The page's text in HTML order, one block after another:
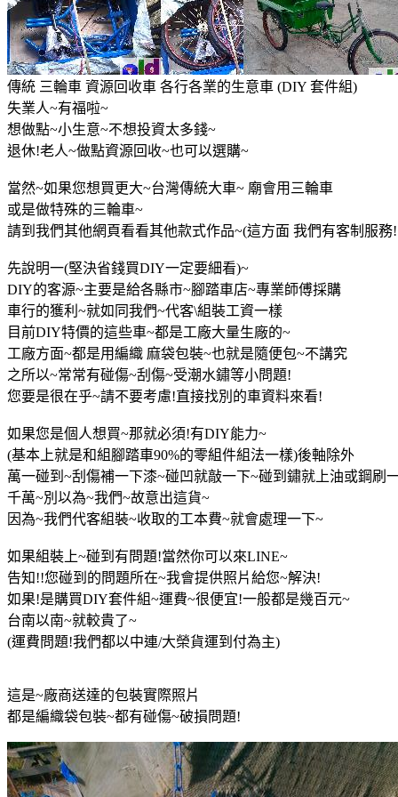
傳統 三輪車 資源回收車 各行各業的生意車 (DIY 套件組)
失業人~有福啦~
想做點~小生意~不想投資太多錢~
退休!老人~做點資源回收~也可以選購~
當然~如果您想買更大~台灣傳統大車~ 廟會用三輪車
或是做特殊的三輪車~
請到我們其他網頁看看其他款式作品~(這方面 我們有客制服務
先說明一(堅決省錢買DIY一定要細看)~
DIY的客源~主要是給各縣市~腳踏車店~專業師傅採購
車行的獲利~就如同我們~代客\組裝工資一樣
目前DIY特價的這些車~都是工廠大量生廠的~
工廠方面~都是用編織 麻袋包裝~也就是隨便包~不講究
之所以~常常有碰傷~刮傷~受潮水鏽等小問題!
您要是很在乎~請不要考慮!直接找別的車資料來看!
如果您是個人想買~那就必須!有DIY能力~
(基本上就是和組腳踏車90%的零組件組法一樣)後軸除外
萬一碰到~刮傷補一下漆~碰凹就敲一下~碰到鏽就上油或鋼刷
千萬~別以為~我們~故意出這貨~
因為~我們代客組裝~收取的工本費~就會處理一下~
如果組裝上~碰到有問題!當然你可以來LINE~
告知!!您碰到的問題所在~我會提供照片給您~解決!
如果!是購買DIY套件組~運費~很便宜!一般都是幾百元~
台南以南~就較貴了~
(運費問題!我們都以中連/大榮貨運到付為主)
這是~廠商送達的包裝實際照片
都是編織袋包裝~都有碰傷~破損問題!